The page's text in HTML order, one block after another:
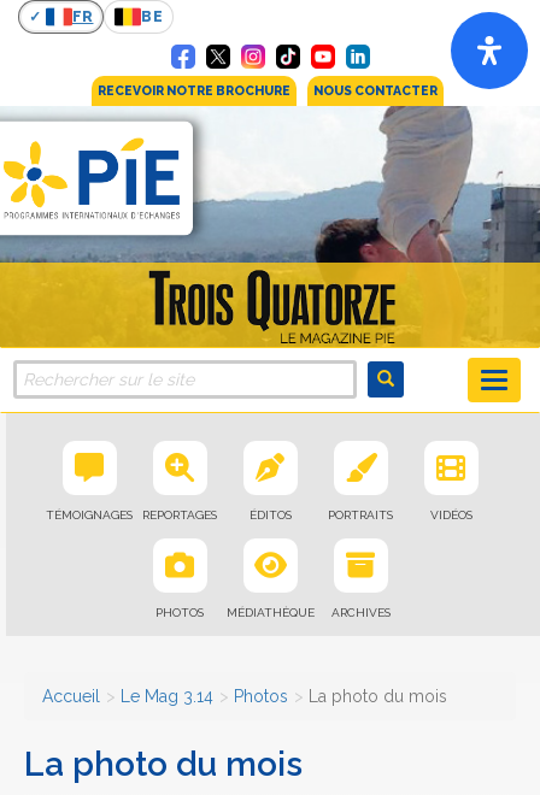
FR BE
RECEVOIR NOTRE BROCHURE NOUS CONTACTER
TÉMOIGNAGES REPORTAGES ÉDITOS PORTRAITS VIDÉOS
PHOTOS MÉDIATHÈQUE ARCHIVES
Accueil Le Mag 3.14 Photos La photo du mois
La photo du mois